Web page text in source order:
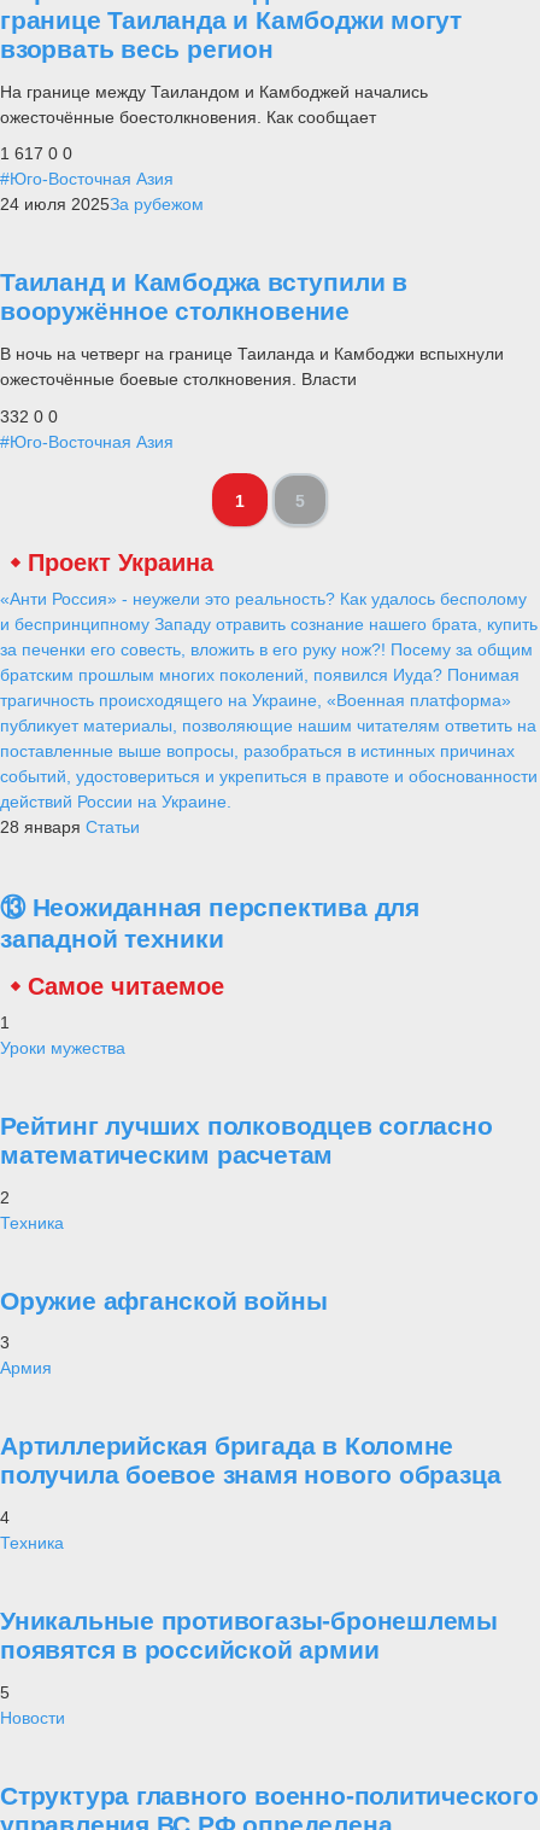
границе Таиланда и Камбоджи могут
взорвать весь регион
На границе между Таиландом и Камбоджей начались
ожесточённые боестолкновения. Как сообщает
1 617 0 0
#Юго-Восточная Азия
24 июля 2025За рубежом
Таиланд и Камбоджа вступили в
вооружённое столкновение
В ночь на четверг на границе Таиланда и Камбоджи вспыхнули
ожесточённые боевые столкновения. Власти
332 0 0
#Юго-Восточная Азия
1 5
Проект Украина
«Анти Россия» - неужели это реальность? Как удалось бесполому
и беспринципному Западу отравить сознание нашего брата, купить
за печенки его совесть, вложить в его руку нож?! Посему за общим
братским прошлым многих поколений, появился Иуда? Понимая
трагичность происходящего на Украине, «Военная платформа»
публикует материалы, позволяющие нашим читателям ответить на
поставленные выше вопросы, разобраться в истинных причинах
событий, удостовериться и укрепиться в правоте и обоснованности
действий России на Украине.
28 января Статьи
⑬ Неожиданная перспектива для
западной техники
Самое читаемое
1
Уроки мужества
Рейтинг лучших полководцев согласно
математическим расчетам
2
Техника
Оружие афганской войны
3
Армия
Артиллерийская бригада в Коломне
получила боевое знамя нового образца
4
Техника
Уникальные противогазы-бронешлемы
появятся в российской армии
5
Новости
Структура главного военно-политического
управления ВС РФ определена